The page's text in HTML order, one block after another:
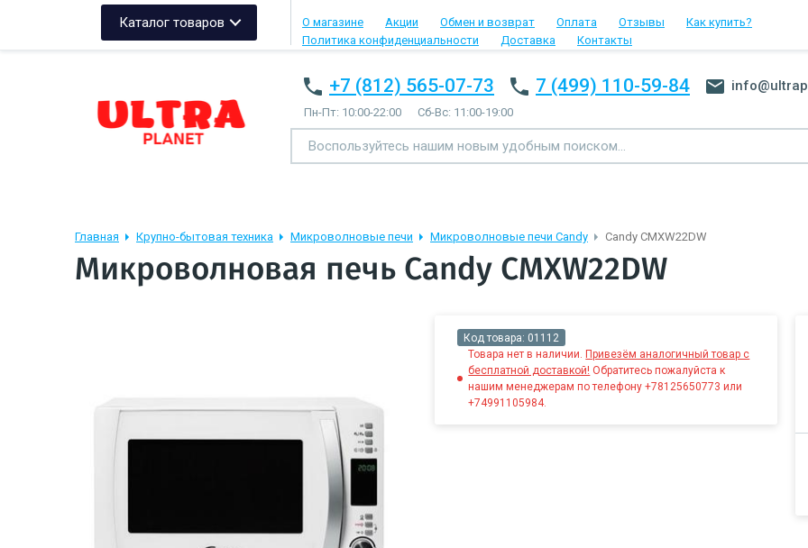
Каталог товаров О магазине Акции Обмен и возврат Оплата Отзывы
Как купить?
Политика конфиденциальности
Доставка Контакты
+7 (812) 565-07-73 7 (499) 110-59-84
Пн-Пт: 10:00-22:00 Сб-Вс: 11:00-19:00
Главная Крупно-бытовая техника Микроволновые печи Микроволновые печи Candy Candy CMXW22DW
Микроволновая печь Candy CMXW22DW
Код товара: 01112
Товара нет в наличии. Привезём аналогичный товар с
бесплатной доставкой! Обратитесь пожалуйста к
нашим менеджерам по телефону +78125650773 или
+74991105984.